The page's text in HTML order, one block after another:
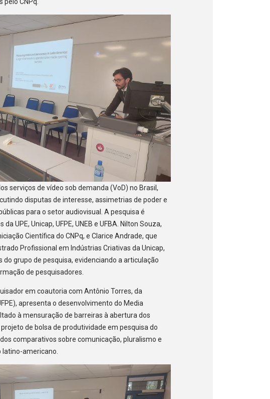
pelo CNPq.
serviços de vídeo sob demanda (VoD) no Brasil,
disputas de interesse, assimetrias de poder e
para o setor audiovisual. A pesquisa é
UPE, Unicap, UFPE, UNEB e UFBA. Nilton Souza,
Científica do CNPq, e Clarice Andrade, que
Profissional em Indústrias Criativas da Unicap,
grupo de pesquisa, evidenciando a articulação
de pesquisadores.
em coautoria com Antônio Torres, da
apresenta o desenvolvimento do Media
à mensuração de barreiras à abertura dos
de bolsa de produtividade em pesquisa do
comparativos sobre comunicação, pluralismo e
americano.